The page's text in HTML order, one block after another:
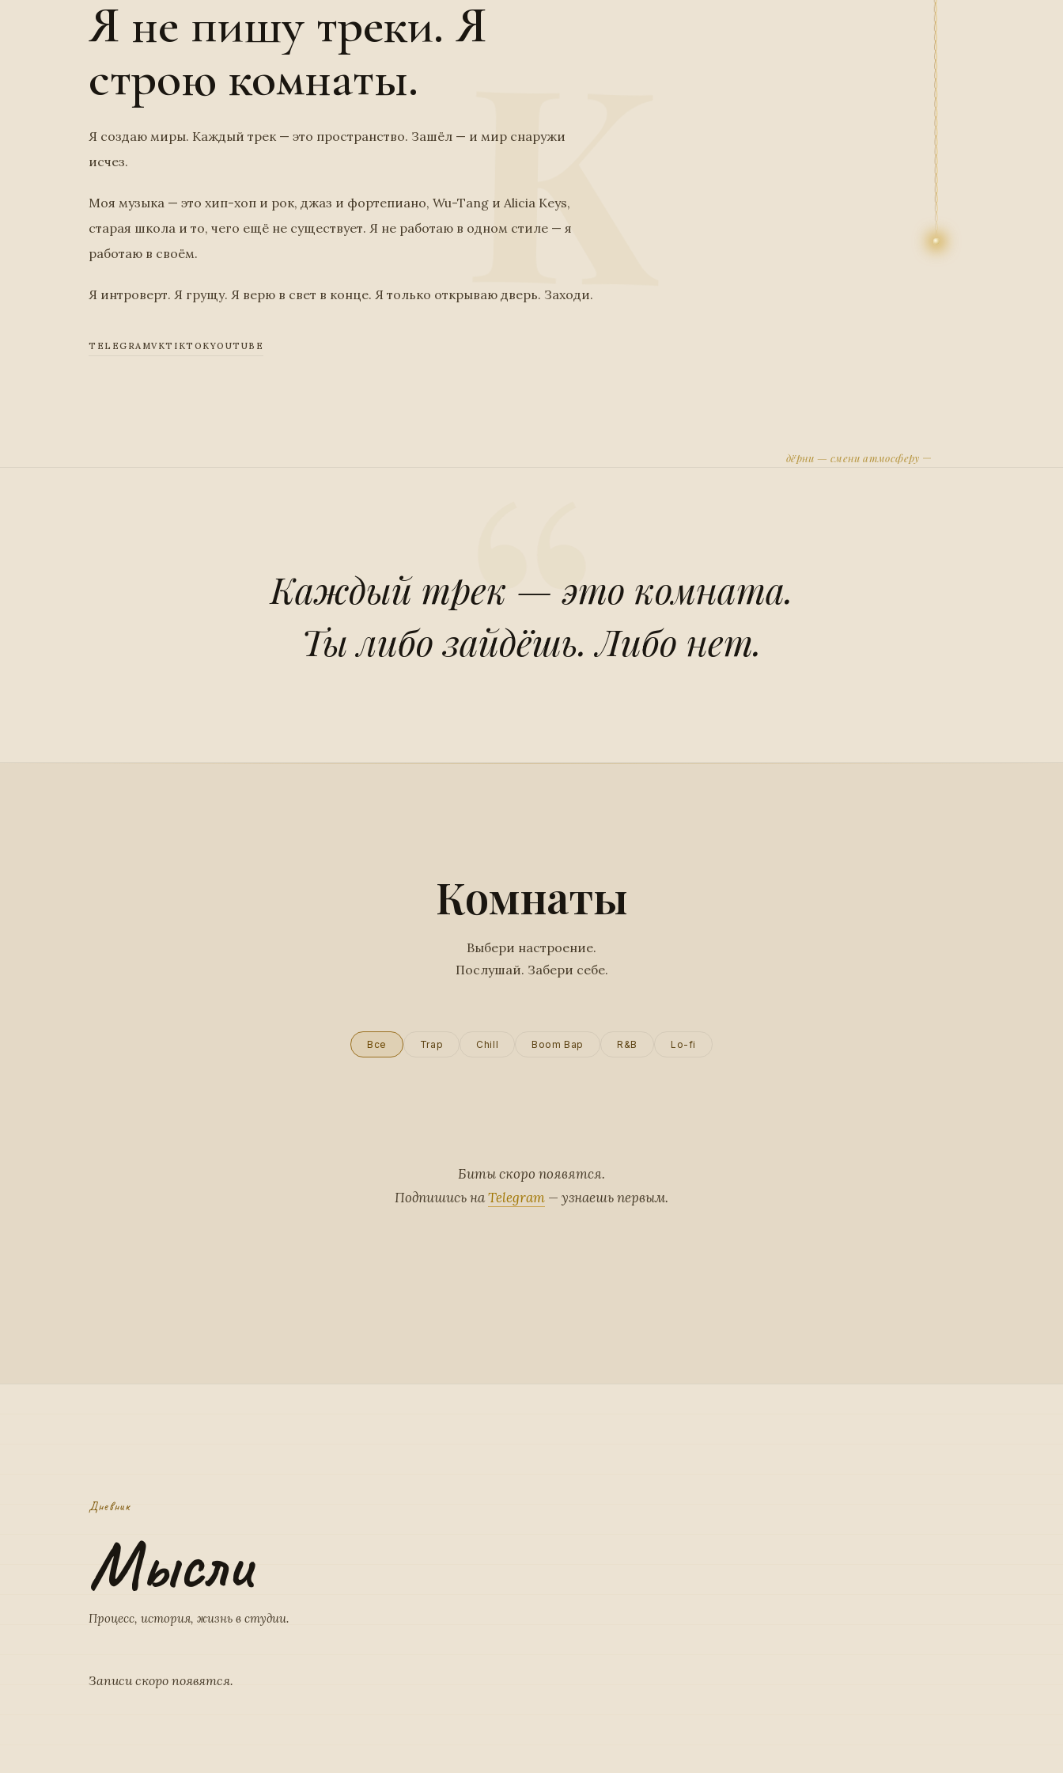
дёрни — смени атмосферу
Я не пишу треки. Я
строю комнаты.
Я создаю миры. Каждый трек — это пространство. Зашёл — и мир снаружи
исчез.
Моя музыка — это хип-хоп и рок, джаз и фортепиано, Wu-Tang и Alicia Keys,
старая школа и то, чего ещё не существует. Я не работаю в одном стиле — я
работаю в своём.
Я интроверт. Я грущу. Я верю в свет в конце. Я только открываю дверь. Заходи.
TELEGRAMVKTIKTOKYOUTUBE
Каждый трек — это комната.
Ты либо зайдёшь. Либо нет.
Комнаты
Выбери настроение.
Послушай. Забери себе.
Все Trap Chill Boom Bap R&B Lo-fi
Биты скоро появятся.
Подпишись наTelegram — узнаешь первым.
Дневник
Мысли
Процесс, история, жизнь в студии.
Записи скоро появятся.